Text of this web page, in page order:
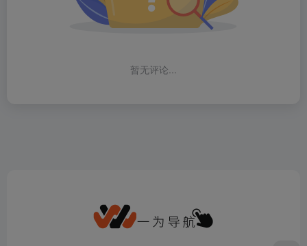
暂无评论...